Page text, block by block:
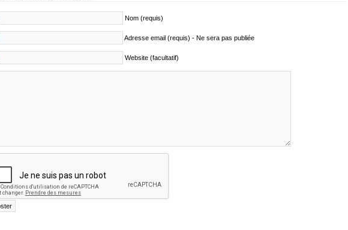
Nom (requis)
Adresse email (requis) - Ne sera pas publiée
Website (facultatif)